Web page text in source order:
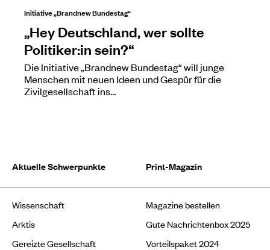
Initiative „Brandnew Bundestag“
„Hey Deutschland, wer sollte
Politiker:in sein?“
Die Initiative „Brandnew Bundestag“ will junge
Menschen mit neuen Ideen und Gespür für die
Zivilgesellschaft ins…
Aktuelle Schwerpunkte
Wissenschaft
Arktis
Gereizte Gesellschaft
Print-Magazin
Magazine bestellen
Gute Nachrichtenbox 2025
Vorteilspaket 2024